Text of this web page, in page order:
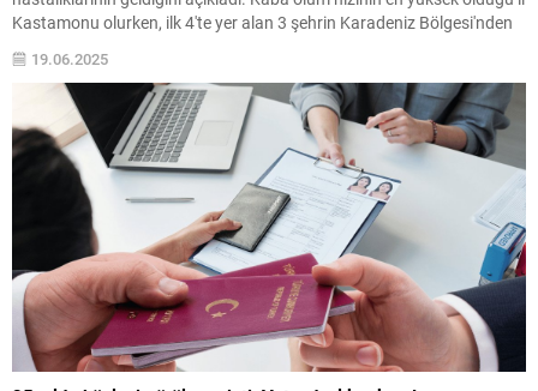
Kastamonu olurken, ilk 4'te yer alan 3 şehrin Karadeniz Bölgesi'nden
19.06.2025